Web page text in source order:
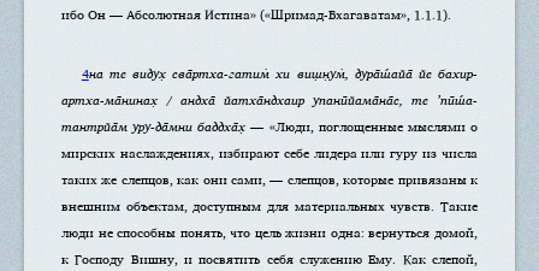
ибо Он — Абсолютная Истина» («Шримад-Бхагаватам», 1.1.1).
4на те видух̣ сва̄ртха-гатим̇ хи виш̣н̣ум̇, дура̄ш́айа̄ йе бахир-
артха-ма̄нинах̣ / андха̄ йатха̄ндхаир упанӣйама̄на̄с, те ’пӣш́а-
тантрйа̄м уру-да̄мни баддха̄х̣ — «Люди, поглощенные мыслями о
мирских наслаждениях, избирают себе лидера или гуру из числа
таких же слепцов, как они сами, — слепцов, которые привязаны к
внешним объектам, доступным для материальных чувств. Такие
люди не способны понять, что цель жизни одна: вернуться домой,
к Господу Вишну, и посвятить себя служению Ему. Как слепой,